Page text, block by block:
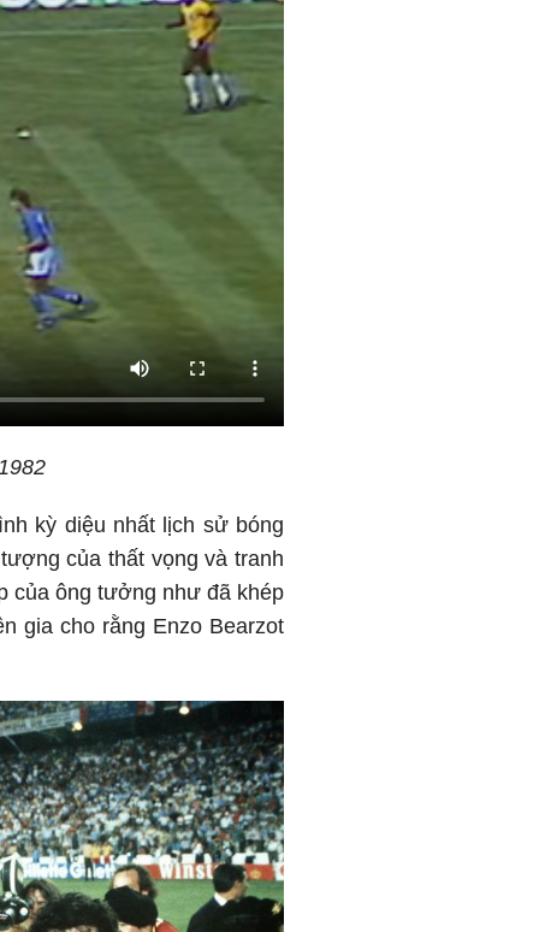
kỳ diệu nhất lịch sử bóng
của thất vọng và tranh
của ông tưởng như đã khép
gia cho rằng Enzo Bearzot